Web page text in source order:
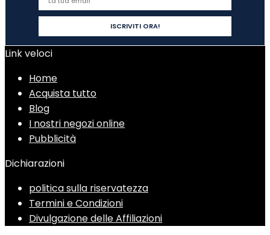
Link veloci
Home
Acquista tutto
Blog
I nostri negozi online
Pubblicità
Dichiarazioni
politica sulla riservatezza
Termini e Condizioni
Divulgazione delle Affiliazioni